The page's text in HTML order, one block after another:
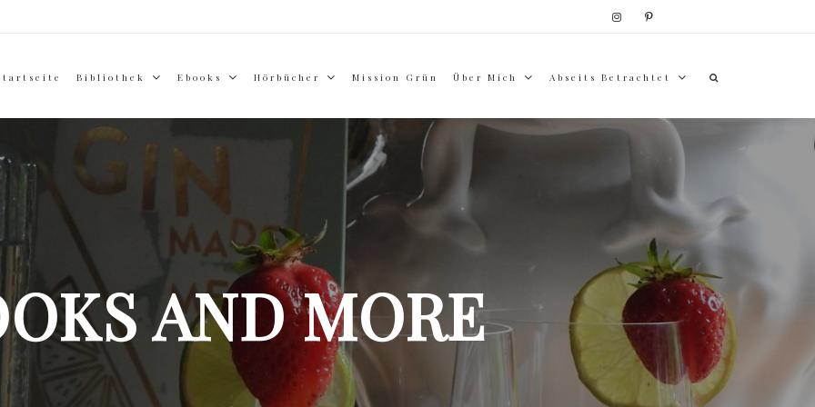
Bibliothek Ebooks Hörbücher Mission Grün Über Mich Abseits Betrachtet
AND MORE